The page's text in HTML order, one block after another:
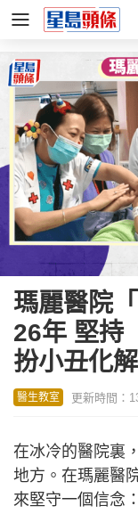
瑪麗醫院
26年 堅持
扮小丑化
醫生教室 更新時間：
在冰冷的醫院裏
地方。在瑪麗醫
來堅守一個信念